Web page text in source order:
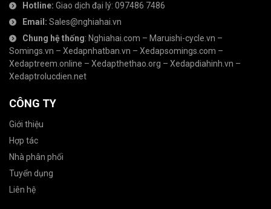
Hotline: Giao dịch đại lý: 097486 7486
Email: Sales@nghiahai.vn
Chung hệ thống: Nghiahai.com – Maruishi-cycle.vn –
Somings.vn – Xedapnhatban.vn – Xedapsomings.com –
Xedaptreem.online – Xedapthethao.org – Xedapdiahinh.vn –
Xedaptrolucdien.net
CÔNG TY
Giới thiệu
Hợp tác
Nhà phân phối
Tuyển dụng
Liên hệ